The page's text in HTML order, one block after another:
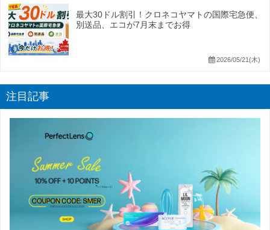
最大30ドル割引！クロネコヤマトの国際宅急便、
別送品、エコが7月末までお得
2026/05/21(木)
注目記事